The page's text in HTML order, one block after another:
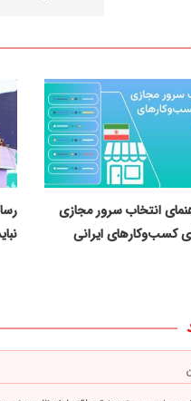
انتخاب سرور مجازی
کسب‌وکارهای ایرانی